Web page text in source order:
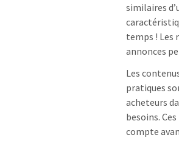
similaires
temps ! Les
annonces
Les
pratiques
acheteurs
besoins.
compte